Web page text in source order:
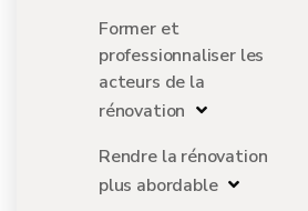
Former et
professionnaliser les
acteurs de la
rénovation
Rendre la rénovation
plus abordable